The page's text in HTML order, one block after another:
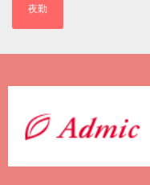
夜勤